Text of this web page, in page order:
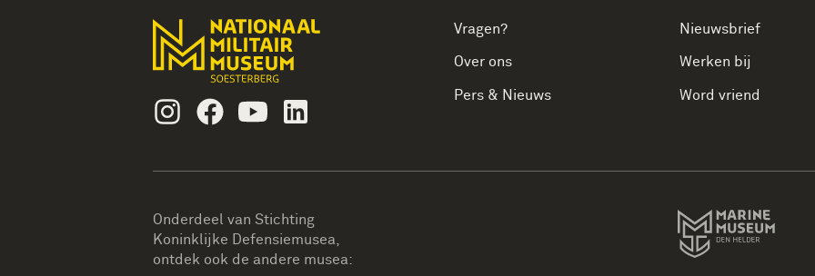
InstagramFacebookYoutube
Vragen?
Over ons
Pers & Nieuws
Nieuwsbrief
Werken bij
Word vriend
Onderdeel van Stichting
Koninklijke Defensiemusea,
ontdek ook de andere musea: